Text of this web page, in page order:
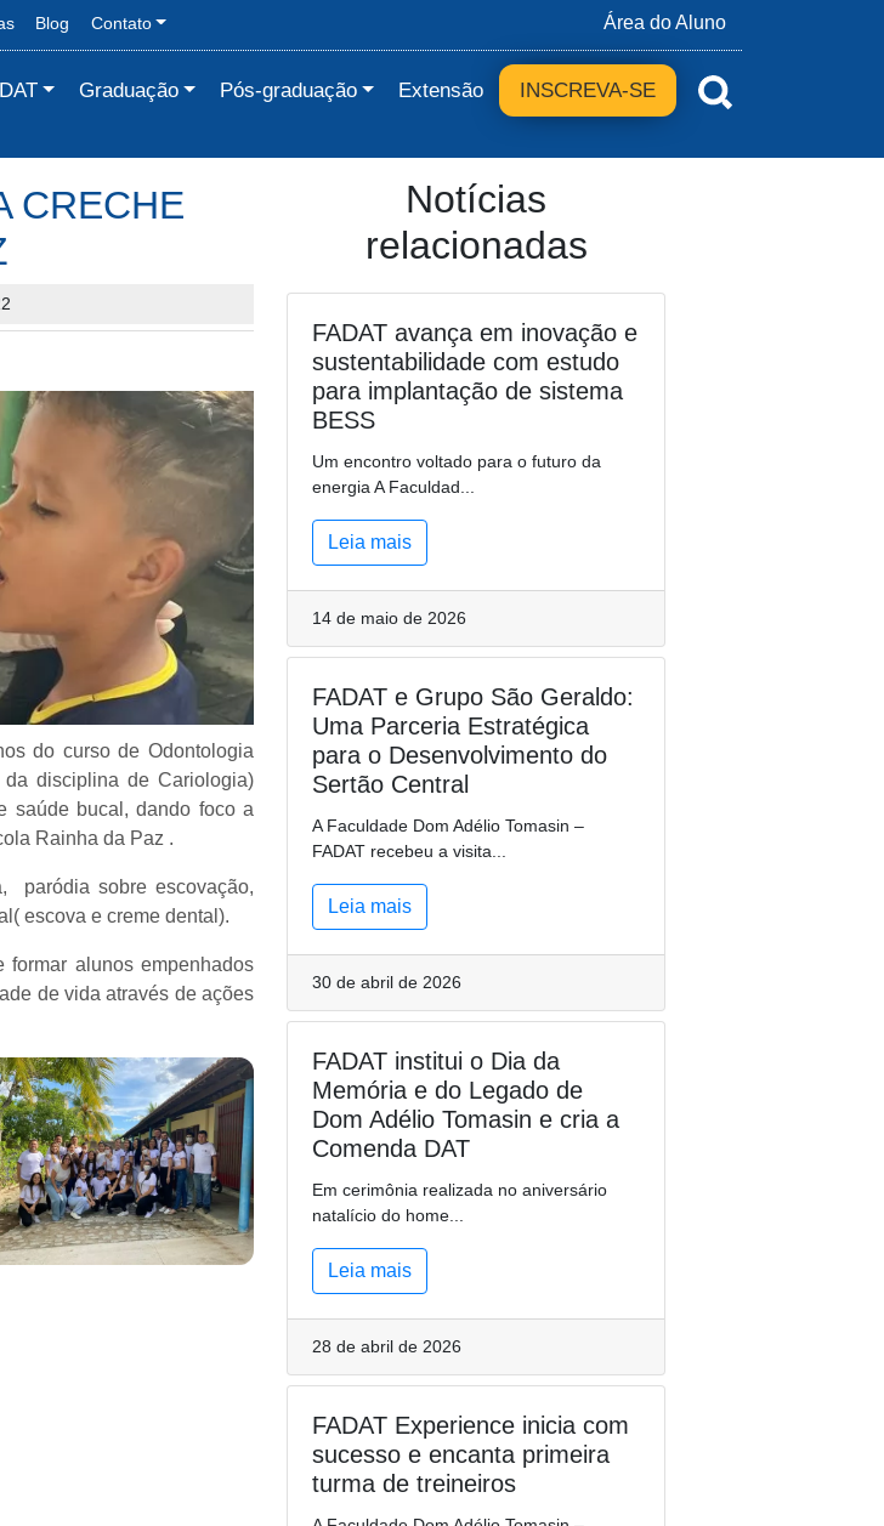
Blog Contato Área do Aluno
Graduação Pós-graduação Extensão INSCREVA-SE
CRECHE
do curso de Odontologia
disciplina de Cariologia)
saúde bucal, dando foco a
Rainha da Paz .
paródia sobre escovação,
escova e creme dental).
alunos empenhados
de vida através de ações
Notícias
relacionadas
FADAT avança em inovação e
sustentabilidade com estudo
para implantação de sistema
BESS
Um encontro voltado para o futuro da
energia A Faculdad...
Leia mais
14 de maio de 2026
FADAT e Grupo São Geraldo:
Uma Parceria Estratégica
para o Desenvolvimento do
Sertão Central
A Faculdade Dom Adélio Tomasin –
FADAT recebeu a visita...
Leia mais
30 de abril de 2026
FADAT institui o Dia da
Memória e do Legado de
Dom Adélio Tomasin e cria a
Comenda DAT
Em cerimônia realizada no aniversário
natalício do home...
Leia mais
28 de abril de 2026
FADAT Experience inicia com
sucesso e encanta primeira
turma de treineiros